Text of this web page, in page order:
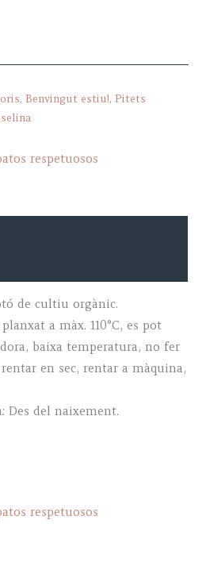
, Benvingut estiu!, Pitets
de cultiu orgànic.
a màx. 110°C, es pot
baixa temperatura, no fer
en sec, rentar a màquina,
Des del naixement.